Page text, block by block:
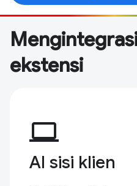
ekstensi
computer
AI sisi klien